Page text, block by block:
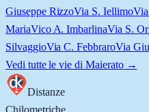
Giuseppe RizzoVia S. Iellimo
MariaVico A. ImbarlinaVia S.
SilvaggioVia C. FebbraroVia
Vedi tutte le vie di Maierato→
Distanze
Chilometriche